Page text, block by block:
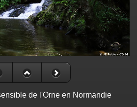
de l'Orne en Normandie